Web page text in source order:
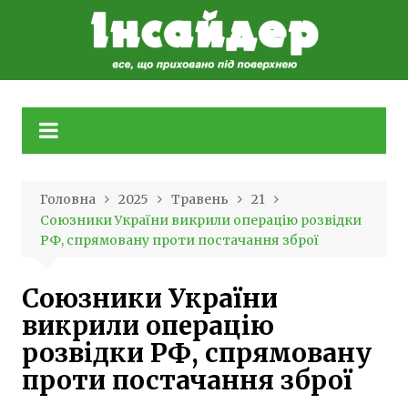
Головна 2025 Травень
21
Союзники України викрили операцію розвідки
РФ, спрямовану проти постачання зброї
Союзники України
викрили операцію
розвідки РФ, спрямовану
проти постачання зброї